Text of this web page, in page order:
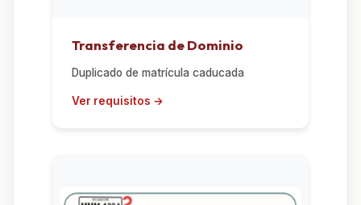
Transferencia de Dominio
Duplicado de matrícula caducada